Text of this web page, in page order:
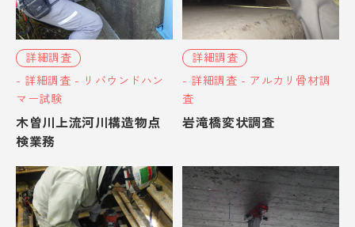
詳細調査
- 詳細調査 - リバウンドハン
マー試験
木曽川上流河川構造物点
検業務
詳細調査
- 詳細調査 - アルカリ骨材調
査
岩滝橋変状調査